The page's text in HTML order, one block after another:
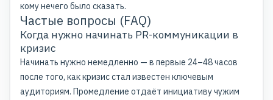
кому нечего было сказать.
Частые вопросы (FAQ)
Когда нужно начинать PR-коммуникации в
кризис
Начинать нужно немедленно — в первые 24–48 часов
после того, как кризис стал известен ключевым
аудиториям. Промедление отдаёт инициативу чужим